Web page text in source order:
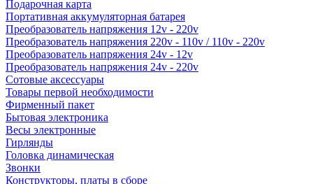
Подарочная карта
Портативная аккумуляторная батарея
Преобразователь напряжения 12v - 220v
Преобразователь напряжения 220v - 110v / 110v - 220v
Преобразователь напряжения 24v - 12v
Преобразователь напряжения 24v - 220v
Сотовые аксессуары
Товары первой необходимости
Фирменный пакет
Бытовая электроника
Весы электронные
Гирлянды
Головка динамическая
Звонки
Конструкторы, платы в сборе